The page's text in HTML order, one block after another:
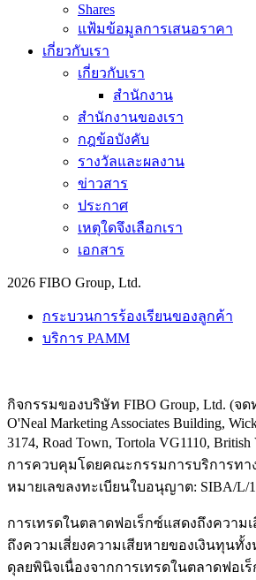
Shares
แฟ้มข้อมูลการเสนอราคา
เกี่ยวกับเรา
เกี่ยวกับเรา
สำนักงาน
สำนักงานของเรา
กฎข้อบังคับ
รางวัลและผลงาน
ข่าวสาร
ประกาศ
เหตุใดจึงเลือกเรา
เอกสาร
2026 FIBO Group, Ltd.
กระบวนการร้องเรียนของลูกค้า
บริการ PAMM
กิจกรรมของบริษัท FIBO Group, Ltd. (จ
O'Neal Marketing Associates Building,
3174, Road Town, Tortola VG1110,
การควบคุมโดยคณะกรรมการบริการทา
หมายเลขลงทะเบียนใบอนุญาต: SIBA/L/
การเทรดในตลาดฟอเร็กซ์แสดงถึงความ
ถึงความเสี่ยงความเสียหายของเงินทุนทั้
ดุลยพินิจเนื่องจากการเทรดในตลาดฟอเ